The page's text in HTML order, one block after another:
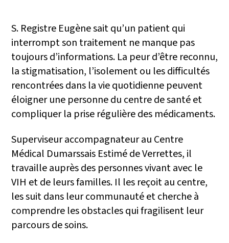
S. Registre Eugène sait qu’un patient qui
interrompt son traitement ne manque pas
toujours d’informations. La peur d’être reconnu,
la stigmatisation, l’isolement ou les difficultés
rencontrées dans la vie quotidienne peuvent
éloigner une personne du centre de santé et
compliquer la prise régulière des médicaments.
Superviseur accompagnateur au Centre
Médical Dumarssais Estimé de Verrettes, il
travaille auprès des personnes vivant avec le
VIH et de leurs familles. Il les reçoit au centre,
les suit dans leur communauté et cherche à
comprendre les obstacles qui fragilisent leur
parcours de soins.